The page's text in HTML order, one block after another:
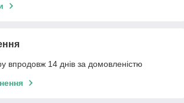
впродовж 14 днів за домовленістю